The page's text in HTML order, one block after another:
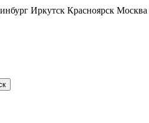
Иркутск Красноярск Москва